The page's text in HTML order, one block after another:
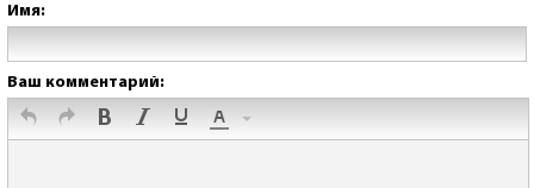
Имя:
Ваш комментарий: